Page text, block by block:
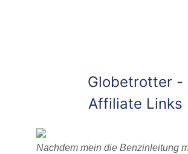
Globetrotter -
Affiliate Links
Nachdem mein die Benzinleitung